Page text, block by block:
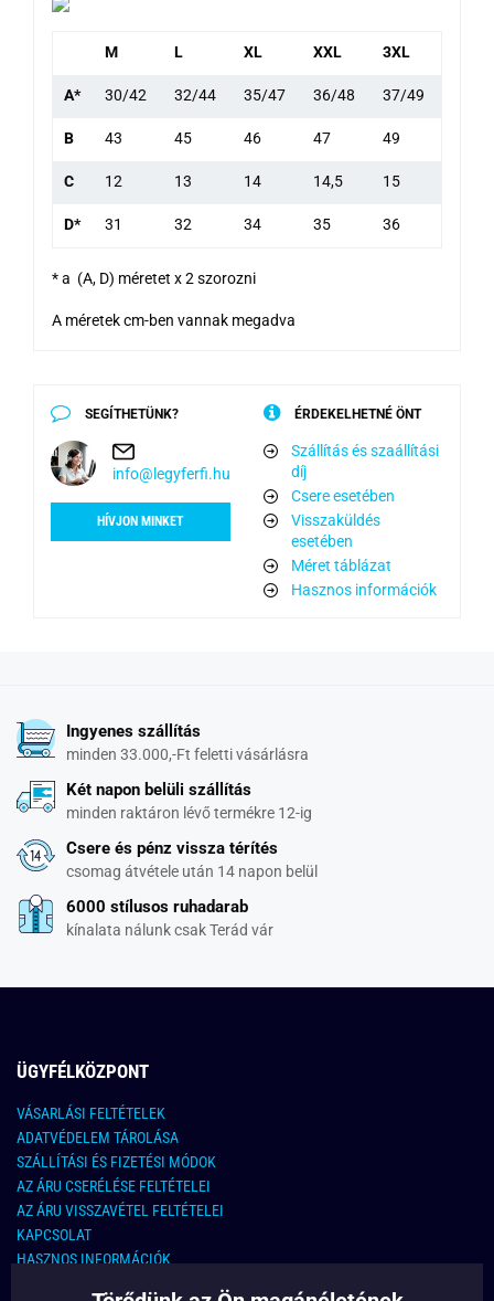
M L XL XXL 3XL
A* 30/42 32/44 35/47 36/48 37/49
B 43 45 46 47 49
C 12 13 14 14,5 15
D* 31 32 34 35 36
* a (A, D) méretet x 2 szorozni
A méretek cm-ben vannak megadva
SEGÍTHETÜNK?
info@legyferfi.hu
HÍVJON MINKET
ÉRDEKELHETNÉ ÖNT
Szállítás és szaállítási
díj
Csere esetében
Visszaküldés
esetében
Méret táblázat
Hasznos információk
Ingyenes szállítás
minden 33.000,-Ft feletti vásárlásra
Két napon belüli szállítás
minden raktáron lévő termékre 12-ig
Csere és pénz vissza térítés
csomag átvétele után 14 napon belül
6000 stílusos ruhadarab
kínalata nálunk csak Terád vár
ÜGYFÉLKÖZPONT
VÁSARLÁSI FELTÉTELEK
ADATVÉDELEM TÁROLÁSA
SZÁLLÍTÁSI ÉS FIZETÉSI MÓDOK
AZ ÁRU CSERÉLÉSE FELTÉTELEI
AZ ÁRU VISSZAVÉTEL FELTÉTELEI
KAPCSOLAT
HASZNOS INFORMÁCIÓK